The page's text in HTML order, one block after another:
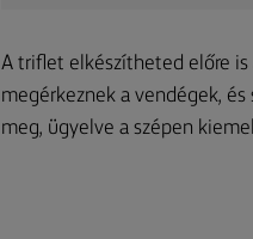
A triflet elkészítheted előre is
megérkeznek a vendégek,
meg, ügyelve a szépen